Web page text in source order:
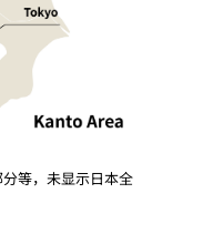
等，未显示日本全